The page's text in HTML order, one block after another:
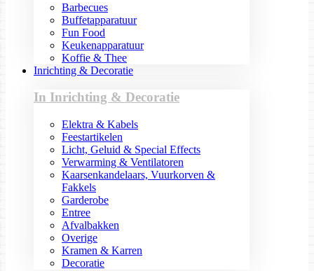
Barbecues
Buffetapparatuur
Fun Food
Keukenapparatuur
Koffie & Thee
Inrichting & Decoratie
In Inrichting & Decoratie
Elektra & Kabels
Feestartikelen
Licht, Geluid & Special Effects
Verwarming & Ventilatoren
Kaarsenkandelaars, Vuurkorven &
Fakkels
Garderobe
Entree
Afvalbakken
Overige
Kramen & Karren
Decoratie